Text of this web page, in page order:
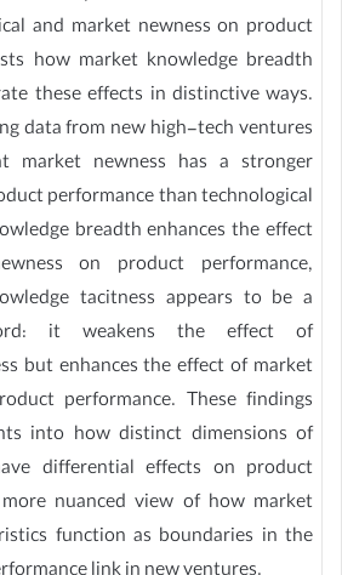
and market newness on product
how market knowledge breadth
these effects in distinctive ways.
data from new high-tech ventures
market newness has a stronger
performance than technological
breadth enhances the effect
on product performance,
tacitness appears to be a
it weakens the effect of
but enhances the effect of market
performance. These findings
into how distinct dimensions of
differential effects on product
nuanced view of how market
function as boundaries in the